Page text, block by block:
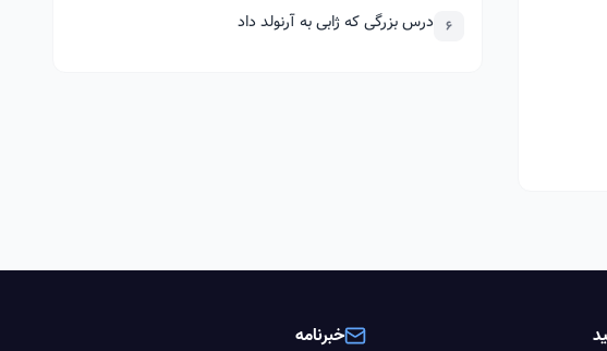
6 درس بزرگی که ژابی به آرنولد داد
خبرنامه